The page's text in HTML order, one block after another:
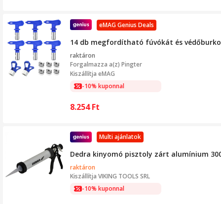
eMAG Genius Deals
14 db megfordítható fúvókát és
raktáron
Forgalmazza a(z) Pingter
Kiszállítja eMAG
-10% kuponnal
8.254Ft
Multi ajánlatok
Dedra kinyomó pisztoly zárt alumínium
raktáron
Kiszállítja VIKING TOOLS SRL
-10% kuponnal